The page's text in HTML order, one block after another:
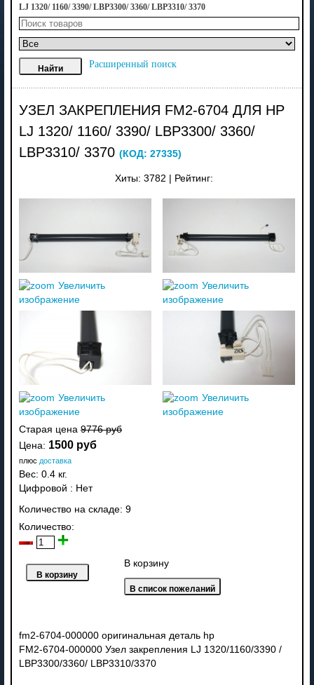
LJ 1320/ 1160/ 3390/ LBP3300/ 3360/ LBP3310/ 3370
Расширенный поиск
УЗЕЛ ЗАКРЕПЛЕНИЯ FM2-6704 ДЛЯ HP
LJ 1320/ 1160/ 3390/ LBP3300/ 3360/
LBP3310/ 3370 (КОД: 27335)
Хиты: 3782 Рейтинг:
Увеличить
изображение
Увеличить
изображение
Увеличить
изображение
Увеличить
изображение
Старая цена 9776 руб
Цена: 1500 руб
плюс доставка
Вес: 0.4 кг.
Цифровой : Нет
Количество на складе: 9
Количество:
В корзину
fm2-6704-000000 оригинальная деталь hp
FM2-6704-000000 Узел закрепления LJ 1320/1160/3390 /
LBP3300/3360/ LBP3310/3370